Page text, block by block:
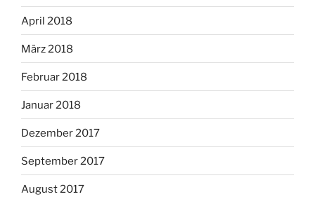
April 2018
März 2018
Februar 2018
Januar 2018
Dezember 2017
September 2017
August 2017